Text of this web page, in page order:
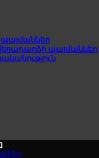
պայմաններ